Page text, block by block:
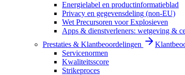
Energielabel en productinformatieblad
Privacy en gegevensdeling (non-EU)
Wet Precursoren voor Explosieven
Apps & dienstverleners: wetgeving &
Prestaties & Klantbeoordelingen
Servicenormen
Kwaliteitsscore
Strikeproces